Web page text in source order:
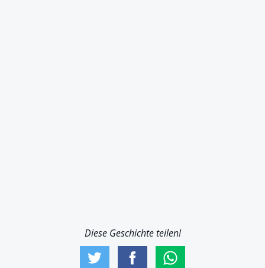
Diese Geschichte teilen!